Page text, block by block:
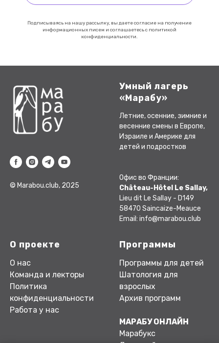
Подписываясь на нашу рассылку, вы даете согласие на получение
информационных писем и соглашаетесь с политикой
конфиденциальности.
© Marabou.club, 2025
Умный лагерь
«Марабу»
Летние, осенние, зимние и
весенние смены в Европе,
Израиле и Америке для
детей и подростков
Офис во Франции:
Château-Hôtel Le Sallay,
Lieu dit Le Sallay - D149
58470 Saincaize-Meauce
Email: info@marabou.club
О проекте
О нас
Команда и лекторы
Политика
конфиденциальности
Работа у нас
Программы
Программы для детей
Шатология для
взрослых
Архив программ
МАРАБУ ОНЛАЙН
Марабукс